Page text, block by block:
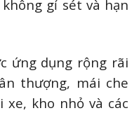
gỉ sét và hạn
ứng dụng rộng rãi
thượng, mái che
xe, kho nhỏ và các